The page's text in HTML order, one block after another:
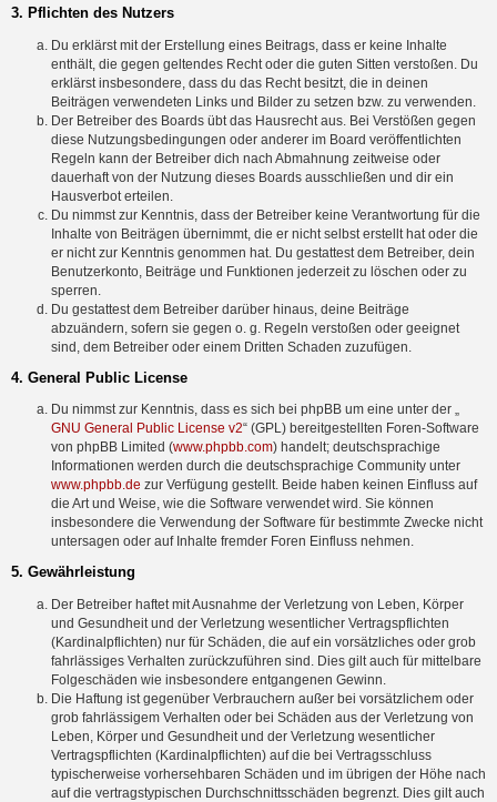
3. Pflichten des Nutzers
Du erklärst mit der Erstellung eines Beitrags, dass er keine Inhalte
enthält, die gegen geltendes Recht oder die guten Sitten verstoßen. Du
erklärst insbesondere, dass du das Recht besitzt, die in deinen
Beiträgen verwendeten Links und Bilder zu setzen bzw. zu verwenden.
Der Betreiber des Boards übt das Hausrecht aus. Bei Verstößen gegen
diese Nutzungsbedingungen oder anderer im Board veröffentlichten
Regeln kann der Betreiber dich nach Abmahnung zeitweise oder
dauerhaft von der Nutzung dieses Boards ausschließen und dir ein
Hausverbot erteilen.
Du nimmst zur Kenntnis, dass der Betreiber keine Verantwortung für die
Inhalte von Beiträgen übernimmt, die er nicht selbst erstellt hat oder die
er nicht zur Kenntnis genommen hat. Du gestattest dem Betreiber, dein
Benutzerkonto, Beiträge und Funktionen jederzeit zu löschen oder zu
sperren.
Du gestattest dem Betreiber darüber hinaus, deine Beiträge
abzuändern, sofern sie gegen o. g. Regeln verstoßen oder geeignet
sind, dem Betreiber oder einem Dritten Schaden zuzufügen.
4. General Public License
Du nimmst zur Kenntnis, dass es sich bei phpBB um eine unter der „
GNU General Public License v2“ (GPL) bereitgestellten Foren-Software
von phpBB Limited (www.phpbb.com) handelt; deutschsprachige
Informationen werden durch die deutschsprachige Community unter
www.phpbb.de zur Verfügung gestellt. Beide haben keinen Einfluss auf
die Art und Weise, wie die Software verwendet wird. Sie können
insbesondere die Verwendung der Software für bestimmte Zwecke nicht
untersagen oder auf Inhalte fremder Foren Einfluss nehmen.
5. Gewährleistung
Der Betreiber haftet mit Ausnahme der Verletzung von Leben, Körper
und Gesundheit und der Verletzung wesentlicher Vertragspflichten
(Kardinalpflichten) nur für Schäden, die auf ein vorsätzliches oder grob
fahrlässiges Verhalten zurückzuführen sind. Dies gilt auch für mittelbare
Folgeschäden wie insbesondere entgangenen Gewinn.
Die Haftung ist gegenüber Verbrauchern außer bei vorsätzlichem oder
grob fahrlässigem Verhalten oder bei Schäden aus der Verletzung von
Leben, Körper und Gesundheit und der Verletzung wesentlicher
Vertragspflichten (Kardinalpflichten) auf die bei Vertragsschluss
typischerweise vorhersehbaren Schäden und im übrigen der Höhe nach
auf die vertragstypischen Durchschnittsschäden begrenzt. Dies gilt auch